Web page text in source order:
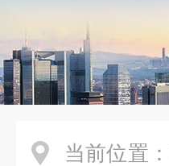
当前位置：